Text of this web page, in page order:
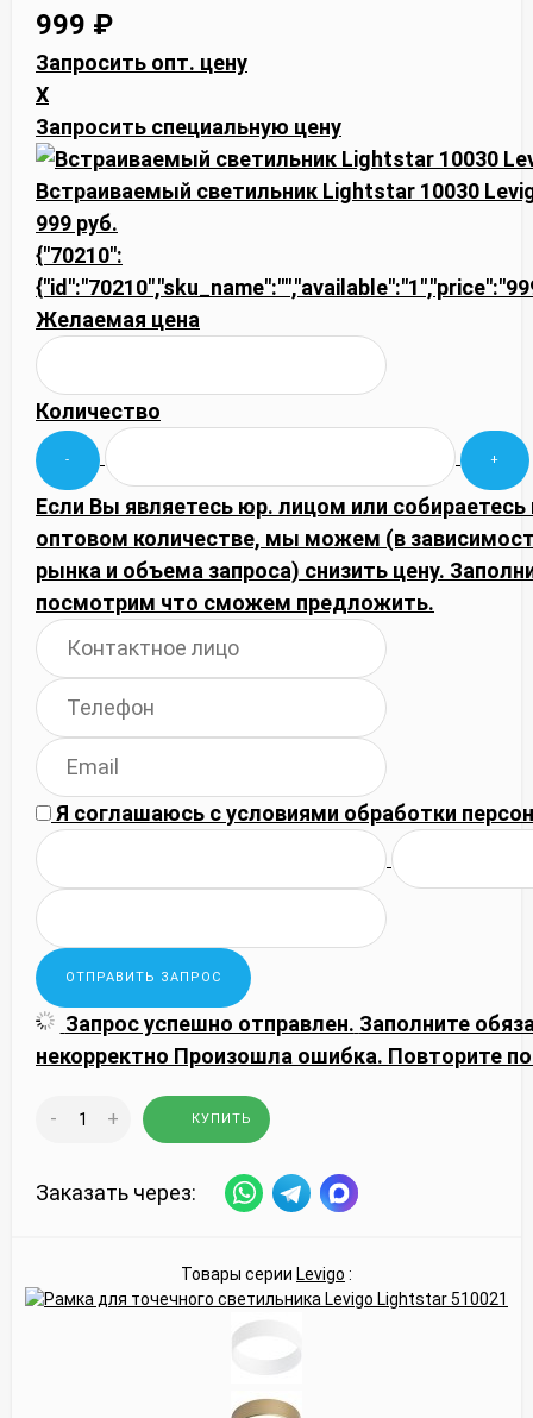
999 ₽
Запросить опт. цену
X
Запросить специальную цену
Встраиваемый светильник Lightstar 10030
999 руб.
{"70210":
Желаемая цена
Количество
Если Вы являетесь юр. лицом или собираетесь
оптовом количестве, мы можем (в
рынка и объема запроса) снизить цену.
посмотрим что сможем предложить.
Я соглашаюсь сусловиями обработки
Запрос успешно отправлен. Заполните
некорректно Произошла ошибка. Повторите
- + КУПИТЬ
Заказать через:
Товары серии Levigo :